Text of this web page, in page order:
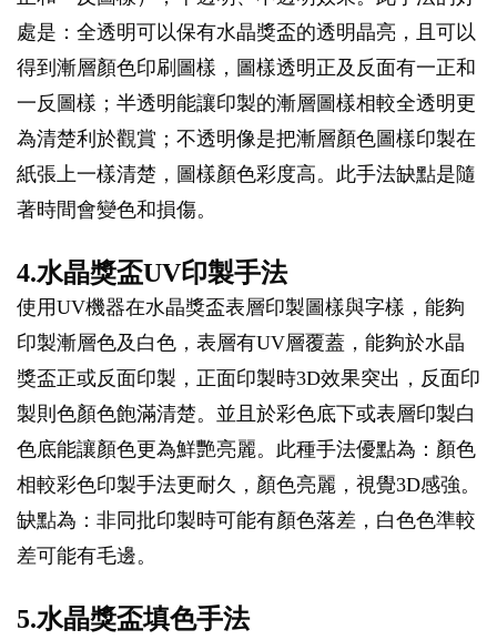
處是：全透明可以保有水晶獎盃的透明晶亮，且可以
得到漸層顏色印刷圖樣，圖樣透明正及反面有一正和
一反圖樣；半透明能讓印製的漸層圖樣相較全透明更
為清楚利於觀賞；不透明像是把漸層顏色圖樣印製在
紙張上一樣清楚，圖樣顏色彩度高。此手法缺點是隨
著時間會變色和損傷。
4.水晶獎盃UV印製手法
使用UV機器在水晶獎盃表層印製圖樣與字樣，能夠
印製漸層色及白色，表層有UV層覆蓋，能夠於水晶
獎盃正或反面印製，正面印製時3D效果突出，反面印
製則色顏色飽滿清楚。並且於彩色底下或表層印製白
色底能讓顏色更為鮮艷亮麗。此種手法優點為：顏色
相較彩色印製手法更耐久，顏色亮麗，視覺3D感強。
缺點為：非同批印製時可能有顏色落差，白色色準較
差可能有毛邊。
5.水晶獎盃填色手法